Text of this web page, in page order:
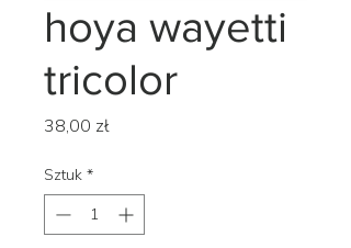
hoya wayetti
tricolor
38,00 złCena
Sztuk *